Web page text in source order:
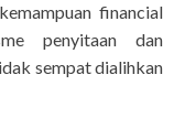
financial
penyitaan dan
sempat dialihkan